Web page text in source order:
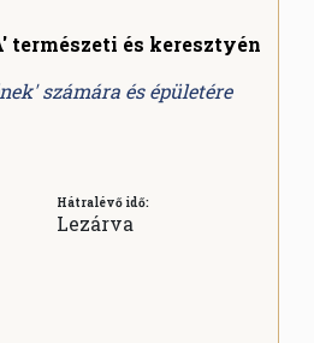
természeti és keresztyén
számára és épületére
Hátralévő idő:
Lezárva